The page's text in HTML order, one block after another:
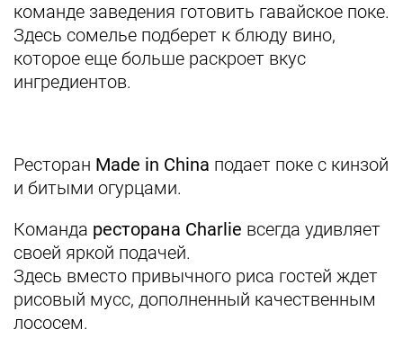
команде заведения готовить гавайское поке.
Здесь сомелье подберет к блюду вино,
которое еще больше раскроет вкус
ингредиентов.
Ресторан Made in China подает поке с кинзой
и битыми огурцами.
Команда ресторана Charlie всегда удивляет
своей яркой подачей.
Здесь вместо привычного риса гостей ждет
рисовый мусс, дополненный качественным
лососем.